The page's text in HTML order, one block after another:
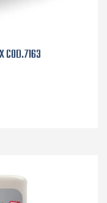
COD.7163